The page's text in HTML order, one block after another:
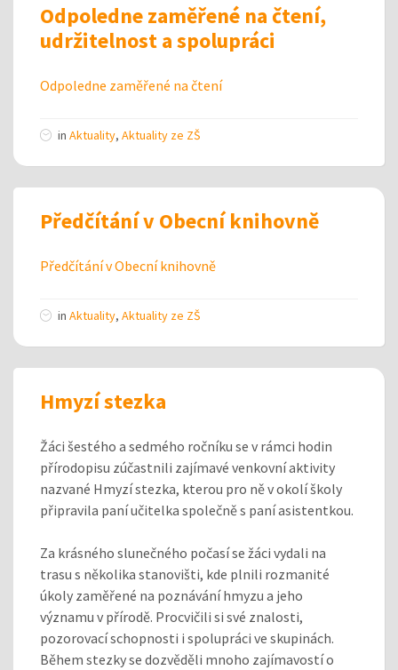
Odpoledne zaměřené na čtení,
udržitelnost a spolupráci
Odpoledne zaměřené na čtení
in Aktuality, Aktuality ze ZŠ
Předčítání v Obecní knihovně
Předčítání v Obecní knihovně
in Aktuality, Aktuality ze ZŠ
Hmyzí stezka
Žáci šestého a sedmého ročníku se v rámci hodin
přírodopisu zúčastnili zajímavé venkovní aktivity
nazvané Hmyzí stezka, kterou pro ně v okolí školy
připravila paní učitelka společně s paní asistentkou.
Za krásného slunečného počasí se žáci vydali na
trasu s několika stanovišti, kde plnili rozmanité
úkoly zaměřené na poznávání hmyzu a jeho
významu v přírodě. Procvičili si své znalosti,
pozorovací schopnosti i spolupráci ve skupinách.
Během stezky se dozvěděli mnoho zajímavostí o